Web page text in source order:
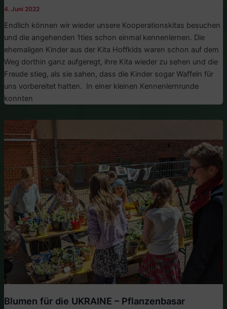
4. Juni 2022
Endlich können wir wieder unsere Kooperationskitas besuchen
und die angehenden 1ties schon einmal kennenlernen. Die
ehemaligen Kinder aus der Kita Hoffkids waren schon auf dem
Weg dorthin ganz aufgeregt, ihre Kita wieder zu sehen und die
Freude stieg, als sie sahen, dass die Kinder sogar Waffeln für
uns vorbereitet hatten. In einer kleinen Kennenlernrunde
konnten
Blumen für die UKRAINE – Pflanzenbasar